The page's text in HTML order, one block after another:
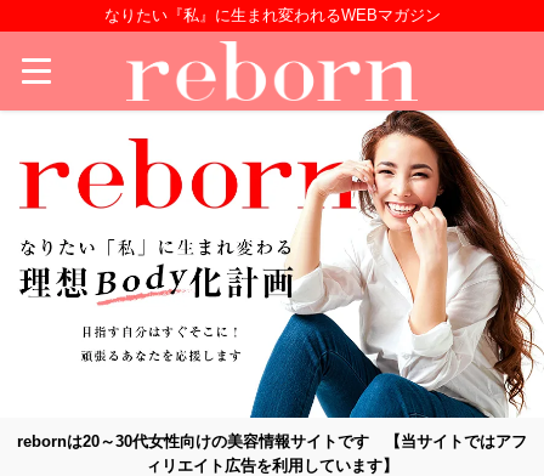
なりたい『私』に生まれ変われるWEBマガジン
rebornは20～30代女性向けの美容情報サイトです 【当サイトではアフ
ィリエイト広告を利用しています】